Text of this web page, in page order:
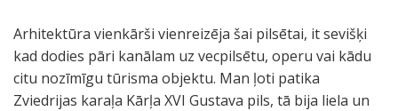
Arhitektūra vienkārši vienreizēja šai pilsētai, it sevišķi
kad dodies pāri kanālam uz vecpilsētu, operu vai kādu
citu nozīmīgu tūrisma objektu. Man ļoti patika
Zviedrijas karaļa Kārļa XVI Gustava pils, tā bija liela un